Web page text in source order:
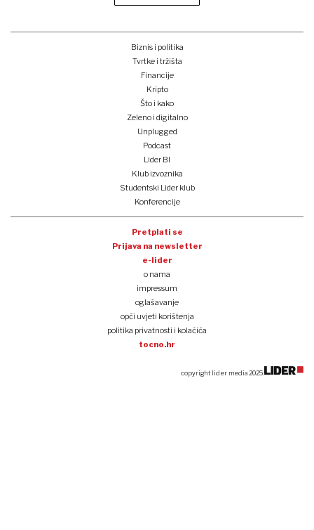
Biznis i politika
Tvrtke i tržišta
Financije
Kripto
Što i kako
Zeleno i digitalno
Unplugged
Podcast
Lider BI
Klub izvoznika
Studentski Lider klub
Konferencije
Pretplati se
Prijava na newsletter
e-lider
o nama
impressum
oglašavanje
opći uvjeti korištenja
politika privatnosti i kolačića
tocno.hr
copyright lider media 2025.